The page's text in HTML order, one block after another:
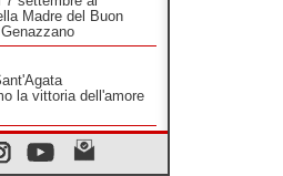
settembre al
Madre del Buon
la vittoria dell'amore